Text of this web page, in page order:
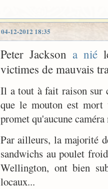
04-12-2012 18:35
Peter Jackson a nié
victimes de mauvais
Il a tout à fait raison sur
que le mouton est mort
promet qu'aucune
Par ailleurs, la majorité
sandwichs au poulet
Wellington, ont bien
locaux...